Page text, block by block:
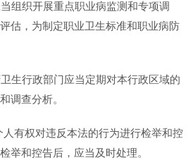
组织开展重点职业病监测和专项调
估，为制定职业卫生标准和职业病防
生行政部门应当定期对本行政区域的
调查分析。
有权对违反本法的行为进行检举和控
举和控告后，应当及时处理。